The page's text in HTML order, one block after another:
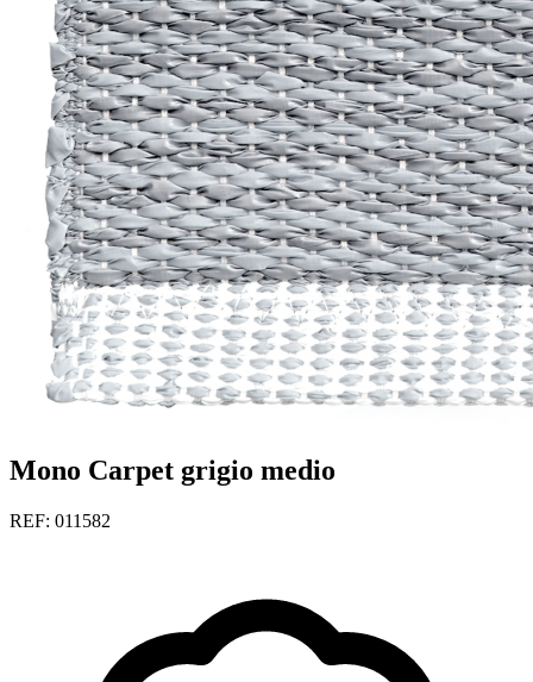
Mono Carpet grigio medio
REF: 011582